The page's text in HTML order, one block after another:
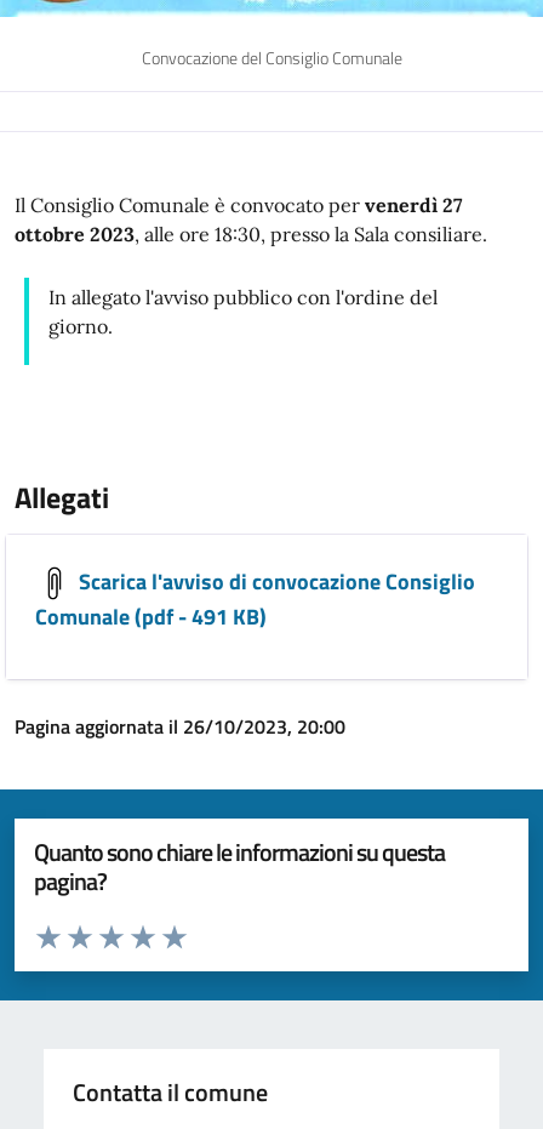
Convocazione del Consiglio Comunale
Il Consiglio Comunale è convocato per venerdì 27
ottobre 2023, alle ore 18:30, presso la Sala consiliare.
In allegato l'avviso pubblico con l'ordine del
giorno.
Allegati
Scarica l'avviso di convocazione Consiglio
Comunale (pdf - 491 KB)
Pagina aggiornata il 26/10/2023, 20:00
Quanto sono chiare le informazioni su questa
pagina?
Valuta da 1 a 5 stelle la pagina
Valuta 5 stelle su 5
Valuta 4 stelle su 5
Valuta 3 stelle su 5
Valuta 2 stelle su 5
Valuta 1 stelle su 5
Contatta il comune